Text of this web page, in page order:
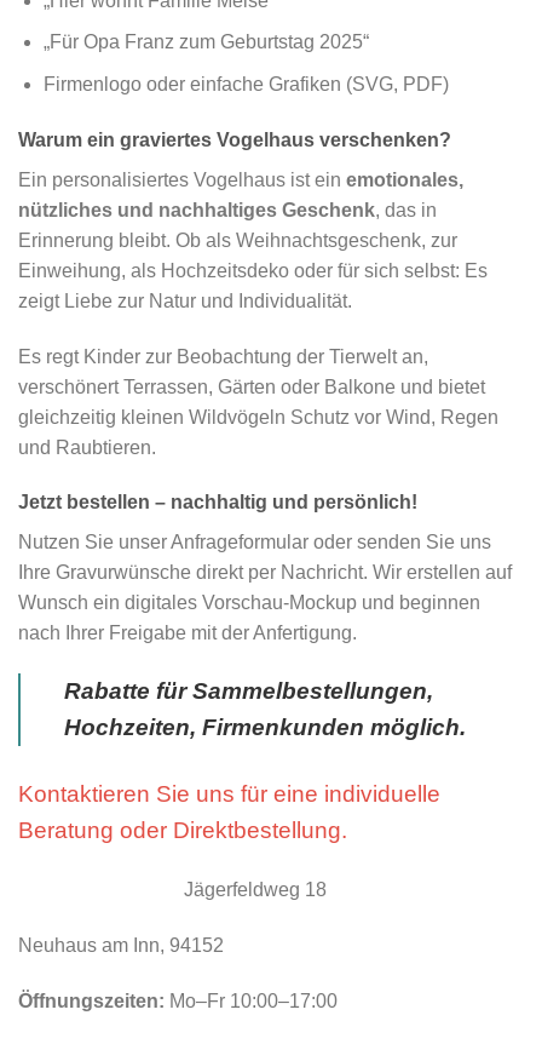
„Für Opa Franz zum Geburtstag 2025“
Firmenlogo oder einfache Grafiken (SVG, PDF)
Warum ein graviertes Vogelhaus verschenken?
Ein personalisiertes Vogelhaus ist ein emotionales,
nützliches und nachhaltiges Geschenk, das in
Erinnerung bleibt. Ob als Weihnachtsgeschenk, zur
Einweihung, als Hochzeitsdeko oder für sich selbst: Es
zeigt Liebe zur Natur und Individualität.
Es regt Kinder zur Beobachtung der Tierwelt an,
verschönert Terrassen, Gärten oder Balkone und bietet
gleichzeitig kleinen Wildvögeln Schutz vor Wind, Regen
und Raubtieren.
Jetzt bestellen – nachhaltig und persönlich!
Nutzen Sie unser Anfrageformular oder senden Sie uns
Ihre Gravurwünsche direkt per Nachricht. Wir erstellen auf
Wunsch ein digitales Vorschau-Mockup und beginnen
nach Ihrer Freigabe mit der Anfertigung.
Rabatte für Sammelbestellungen,
Hochzeiten, Firmenkunden möglich.
Kontaktieren Sie uns für eine individuelle
Beratung oder Direktbestellung.
Jägerfeldweg 18
Neuhaus am Inn, 94152
Öffnungszeiten: Mo–Fr 10:00–17:00